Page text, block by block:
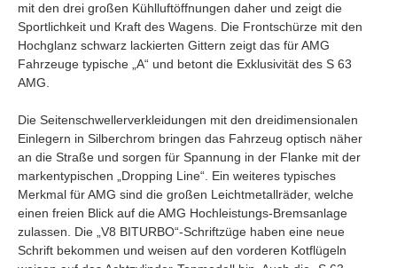
mit den drei großen Kühlluftöffnungen daher und zeigt die
Sportlichkeit und Kraft des Wagens. Die Frontschürze mit den
Hochglanz schwarz lackierten Gittern zeigt das für AMG
Fahrzeuge typische „A“ und betont die Exklusivität des S 63
AMG.
Die Seitenschwellerverkleidungen mit den dreidimensionalen
Einlegern in Silberchrom bringen das Fahrzeug optisch näher
an die Straße und sorgen für Spannung in der Flanke mit der
markentypischen „Dropping Line“. Ein weiteres typisches
Merkmal für AMG sind die großen Leichtmetallräder, welche
einen freien Blick auf die AMG Hochleistungs-Bremsanlage
zulassen. Die „V8 BITURBO“-Schriftzüge haben eine neue
Schrift bekommen und weisen auf den vorderen Kotflügeln